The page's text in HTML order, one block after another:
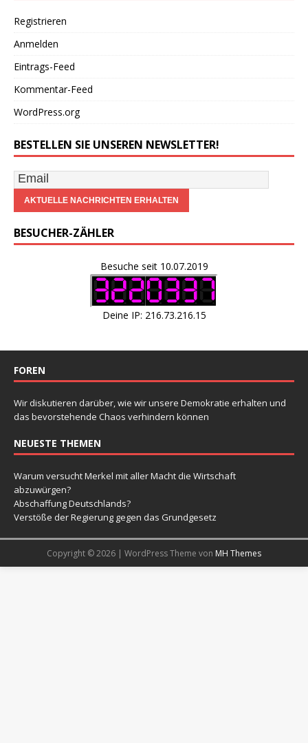
Registrieren
Anmelden
Eintrags-Feed
Kommentar-Feed
WordPress.org
BESTELLEN SIE UNSEREN NEWSLETTER!
BESUCHER-ZÄHLER
Besuche seit 10.07.2019
Deine IP: 216.73.216.15
FOREN
Wir diskutieren darüber, wie wir unsere Demokratie erhalten und
das bevorstehende Chaos verhindern können
NEUESTE THEMEN
Warum versucht Merkel mit aller Macht die Wirtschaft
abzuwürgen?
Abschaffung Deutschlands?
Verstöße der Regierung gegen das Grundgesetz
Copyright © 2026 | WordPress Theme von MH Themes